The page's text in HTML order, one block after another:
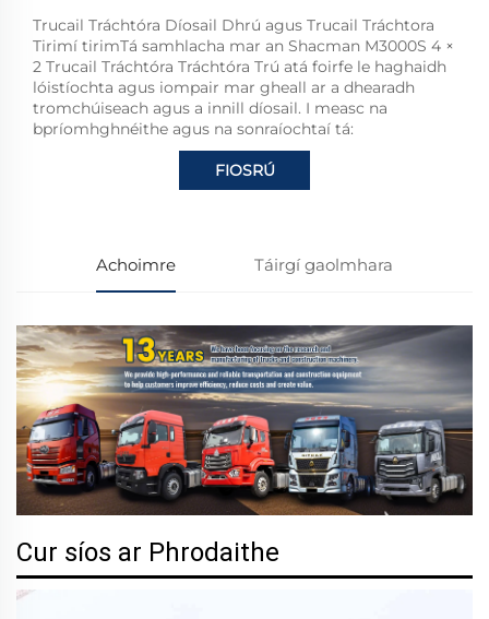
Trucail Tráchtóra Díosail Dhrú agus Trucail Tráchtora
Tirimí tirimTá samhlacha mar an Shacman M3000S 4 ×
2 Trucail Tráchtóra Tráchtóra Trú atá foirfe le haghaidh
lóistíochta agus iompair mar gheall ar a dhearadh
tromchúiseach agus a innill díosail. I measc na
bpríomhghnéithe agus na sonraíochtaí tá:
FIOSRÚ
Achoimre Táirgí gaolmhara
Cur síos ar Phrodaithe